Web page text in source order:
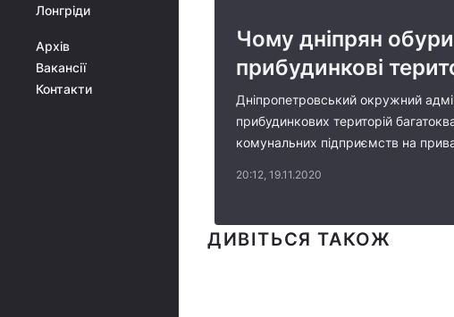
Лонгріди
Архів
Вакансії
Контакти
Чому дніпрян
прибудинкові
Дніпропетровський окружний
прибудинкових територій
комунальних підприємств на
20:12, 19.11.2020
ДИВІТЬСЯ ТАКОЖ